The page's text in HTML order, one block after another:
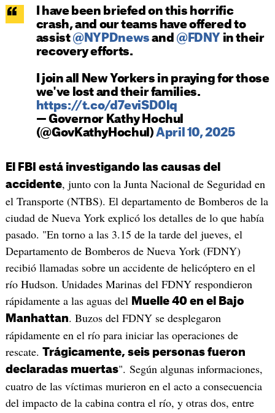
I have been briefed on this horrific
crash, and our teams have offered to
assist @NYPDnews and @FDNY in their
recovery efforts.
I join all New Yorkers in praying for those
we've lost and their families.
https://t.co/d7eviSD0lq
— Governor Kathy Hochul
(@GovKathyHochul)April 10, 2025
El FBI está investigando las causas del
accidente, junto con la Junta Nacional de Seguridad en
el Transporte (NTBS). El departamento de Bomberos de la
ciudad de Nueva York explicó los detalles de lo que había
pasado. "En torno a las 3.15 de la tarde del jueves, el
Departamento de Bomberos de Nueva York (FDNY)
recibió llamadas sobre un accidente de helicóptero en el
río Hudson. Unidades Marinas del FDNY respondieron
rápidamente a las aguas del Muelle 40 en el Bajo
Manhattan. Buzos del FDNY se desplegaron
rápidamente en el río para iniciar las operaciones de
rescate. Trágicamente, seis personas fueron
declaradas muertas". Según algunas informaciones,
cuatro de las víctimas murieron en el acto a consecuencia
del impacto de la cabina contra el río, y otras dos, entre